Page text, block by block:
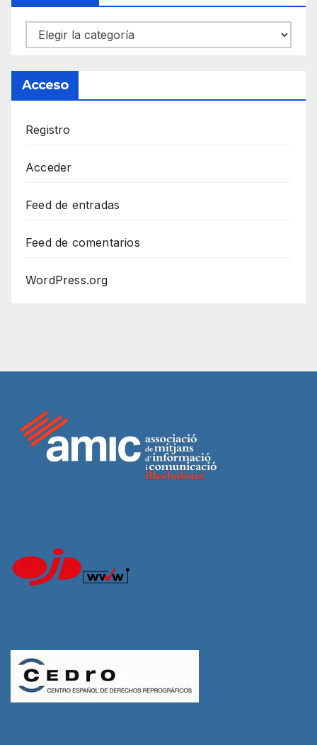
Categorías
Acceso
Registro
Acceder
Feed de entradas
Feed de comentarios
WordPress.org